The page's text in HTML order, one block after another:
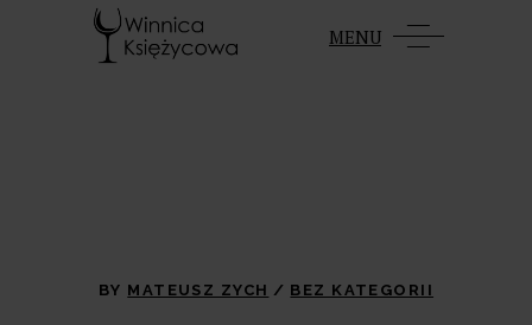
MENU
BY MATEUSZ ZYCH BEZ KATEGORII